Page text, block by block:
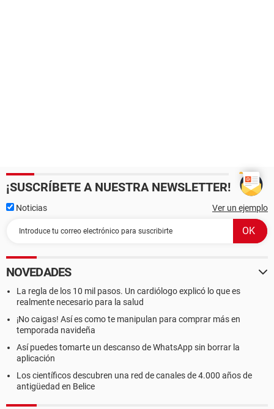
¡SUSCRÍBETE A NUESTRA NEWSLETTER!
Noticias Ver un ejemplo
NOVEDADES
La regla de los 10 mil pasos. Un cardiólogo explicó lo que es
realmente necesario para la salud
¡No caigas! Así es como te manipulan para comprar más en
temporada navideña
Así puedes tomarte un descanso de WhatsApp sin borrar la
aplicación
Los científicos descubren una red de canales de 4.000 años de
antigüedad en Belice